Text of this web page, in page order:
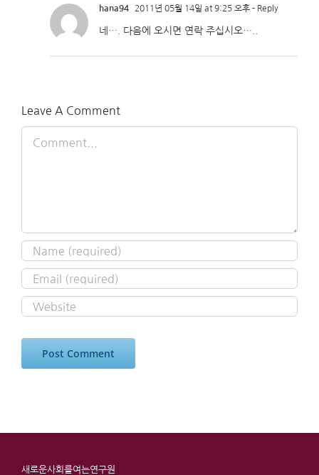
hana94 2011년 05월 14일 at 9:25 오후 - Reply
네…. 다음에 오시면 연락 주십시오…..
Leave A Comment
새로운사회를여는연구원